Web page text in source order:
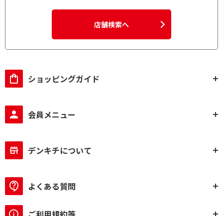
店舗検索へ
ショッピングガイド
会員メニュー
デンキチについて
よくある質問